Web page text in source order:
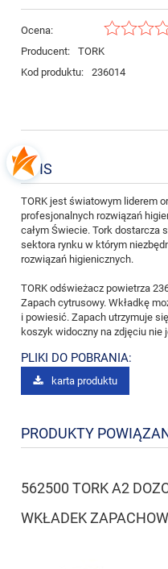
Ocena:
Producent:
TORK
Kod produktu:
236014
OPIS
TORK jest światowym liderem
profesjonalnych rozwiązań
całym Świecie. Tork dostarcza
sektora rynku w którym
rozwiązań higienicznych.
TORK odświeżacz powietrza
Zapach cytrusowy. Wkładkę
i powiesić. Zapach utrzymuje
koszyk widoczny na zdjęciu nie
PLIKI DO POBRANIA:
karta produktu
PRODUKTY
562500 TORK A2
WKŁADEK